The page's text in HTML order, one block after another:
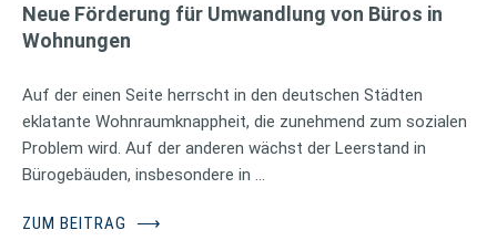
Neue Förderung für Umwandlung von Büros in
Wohnungen
Auf der einen Seite herrscht in den deutschen Städten
eklatante Wohnraumknappheit, die zunehmend zum sozialen
Problem wird. Auf der anderen wächst der Leerstand in
Bürogebäuden, insbesondere in …
ZUM BEITRAG ⟶